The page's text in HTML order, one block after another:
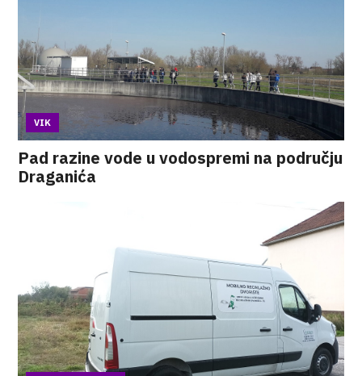
VIK
Pad razine vode u vodospremi na području
Draganića